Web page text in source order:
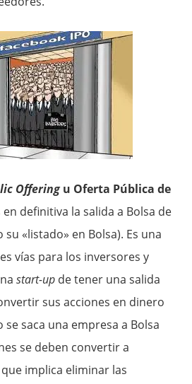
Offeringu Oferta Pública de
en definitiva la salida a Bolsa de
su «listado» en Bolsa). Es una
vías para los inversores y
start-up de tener una salida
sus acciones en dinero
se saca una empresa a Bolsa
se deben convertir a
implica eliminar las